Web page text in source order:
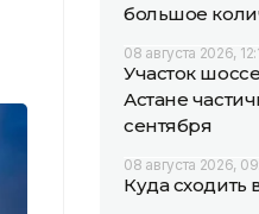
большое
08 августа 2026,
Участок
Астане
сентября
08 августа 2026,
Куда сходить